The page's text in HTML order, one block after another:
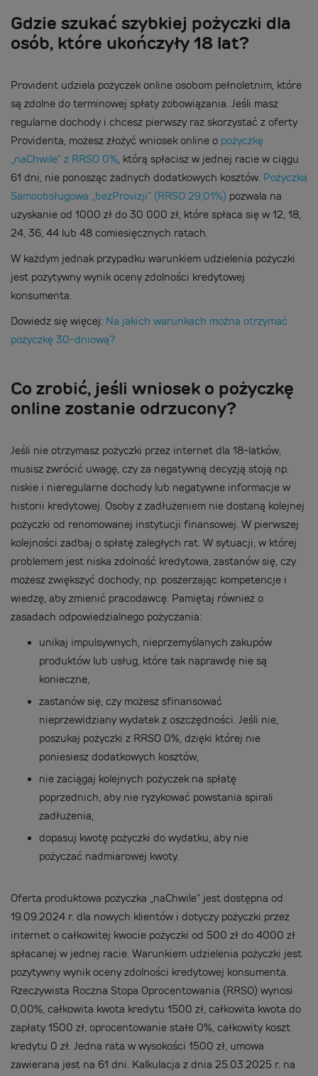
Gdzie szukać szybkiej pożyczki dla
osób, które ukończyły 18 lat?
Provident udziela pożyczek online osobom pełnoletnim, które
są zdolne do terminowej spłaty zobowiązania. Jeśli masz
regularne dochody i chcesz pierwszy raz skorzystać z oferty
Providenta, możesz złożyć wniosek online o pożyczkę
„naChwile” z RRSO 0%, którą spłacisz w jednej racie w ciągu
61 dni, nie ponosząc żadnych dodatkowych kosztów. Pożyczka
Samoobsługowa „bezProvizji” (RRSO 29,01%) pozwala na
uzyskanie od 1000 zł do 30 000 zł, które spłaca się w 12, 18,
24, 36, 44 lub 48 comiesięcznych ratach.
W każdym jednak przypadku warunkiem udzielenia pożyczki
jest pozytywny wynik oceny zdolności kredytowej
konsumenta.
Dowiedz się więcej: Na jakich warunkach można otrzymać
pożyczkę 30-dniową?
Co zrobić, jeśli wniosek o pożyczkę
online zostanie odrzucony?
Jeśli nie otrzymasz pożyczki przez internet dla 18-latków,
musisz zwrócić uwagę, czy za negatywną decyzją stoją np.
niskie i nieregularne dochody lub negatywne informacje w
historii kredytowej. Osoby z zadłużeniem nie dostaną kolejnej
pożyczki od renomowanej instytucji finansowej. W pierwszej
kolejności zadbaj o spłatę zaległych rat. W sytuacji, w której
problemem jest niska zdolność kredytowa, zastanów się, czy
możesz zwiększyć dochody, np. poszerzając kompetencje i
wiedzę, aby zmienić pracodawcę. Pamiętaj również o
zasadach odpowiedzialnego pożyczania:
unikaj impulsywnych, nieprzemyślanych zakupów
produktów lub usług, które tak naprawdę nie są
konieczne,
zastanów się, czy możesz sfinansować
nieprzewidziany wydatek z oszczędności. Jeśli nie,
poszukaj pożyczki z RRSO 0%, dzięki której nie
poniesiesz dodatkowych kosztów,
nie zaciągaj kolejnych pożyczek na spłatę
poprzednich, aby nie ryzykować powstania spirali
zadłużenia,
dopasuj kwotę pożyczki do wydatku, aby nie
pożyczać nadmiarowej kwoty.
Oferta produktowa pożyczka „naChwile” jest dostępna od
19.09.2024 r. dla nowych klientów i dotyczy pożyczki przez
internet o całkowitej kwocie pożyczki od 500 zł do 4000 zł
spłacanej w jednej racie. Warunkiem udzielenia pożyczki jest
pozytywny wynik oceny zdolności kredytowej konsumenta.
Rzeczywista Roczna Stopa Oprocentowania (RRSO) wynosi
0,00%, całkowita kwota kredytu 1500 zł, całkowita kwota do
zapłaty 1500 zł, oprocentowanie stałe 0%, całkowity koszt
kredytu 0 zł. Jedna rata w wysokości 1500 zł, umowa
zawierana jest na 61 dni. Kalkulacja z dnia 25.03.2025 r. na